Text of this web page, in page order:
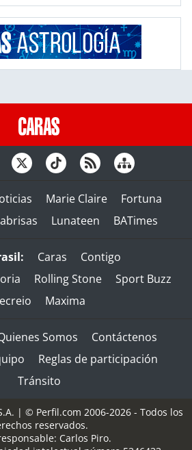
Marie Claire
Fortuna
Lunateen BATimes
Caras
Contigo
Rolling Stone
Sport Buzz
Maxima
Somos
Contáctenos
Reglas de participación
Tránsito
| © Perfil.com 2006-2026 - Todos los
reservados.
Carlos Piro.